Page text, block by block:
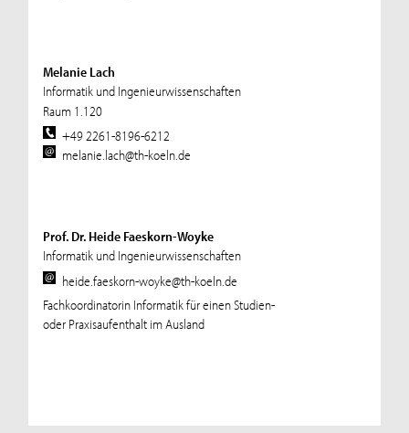
Melanie Lach
Informatik und Ingenieurwissenschaften
Raum 1.120
+49 2261-8196-6212
melanie.lach@th-koeln.de
Prof. Dr. Heide Faeskorn-Woyke
Informatik und Ingenieurwissenschaften
heide.faeskorn-woyke@th-koeln.de
Fachkoordinatorin Informatik für einen Studien-
oder Praxisaufenthalt im Ausland